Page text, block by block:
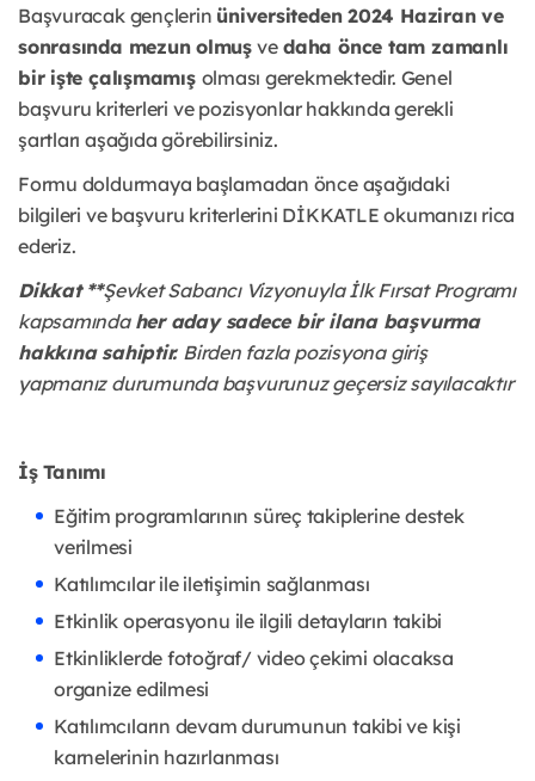
Başvuracak gençlerin üniversiteden 2024 Haziran ve
sonrasında mezun olmuş vedaha önce tam zamanlı
bir işte çalışmamış olması gerekmektedir. Genel
başvuru kriterleri ve pozisyonlar hakkında gerekli
şartları aşağıda görebilirsiniz.
Formu doldurmaya başlamadan önce aşağıdaki
bilgileri ve başvuru kriterlerini DİKKATLE okumanızı rica
ederiz.
Dikkat **Şevket Sabancı Vizyonuyla İlk Fırsat Programı
kapsamında her aday sadece bir ilana başvurma
hakkına sahiptir. Birden fazla pozisyona giriş
yapmanız durumunda başvurunuz geçersiz sayılacaktır
İş Tanımı
Eğitim programlarının süreç takiplerine destek
verilmesi
Katılımcılar ile iletişimin sağlanması
Etkinlik operasyonu ile ilgili detayların takibi
Etkinliklerde fotoğraf/ video çekimi olacaksa
organize edilmesi
Katılımcıların devam durumunun takibi ve kişi
karnelerinin hazırlanması